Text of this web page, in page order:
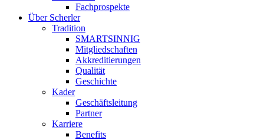
Fachprospekte
Über Scherler
Tradition
SMARTSINNIG
Mitgliedschaften
Akkreditierungen
Qualität
Geschichte
Kader
Geschäftsleitung
Partner
Karriere
Benefits